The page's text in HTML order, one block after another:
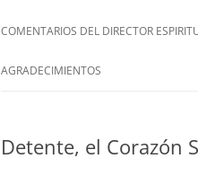
FRANÇAIS
ITALIANI
COMENTARIOS DEL DIRECTOR
STATEMENT FROM THE SPIRITUAL
AGRADECIMIENTOS
Detente, el Corazón